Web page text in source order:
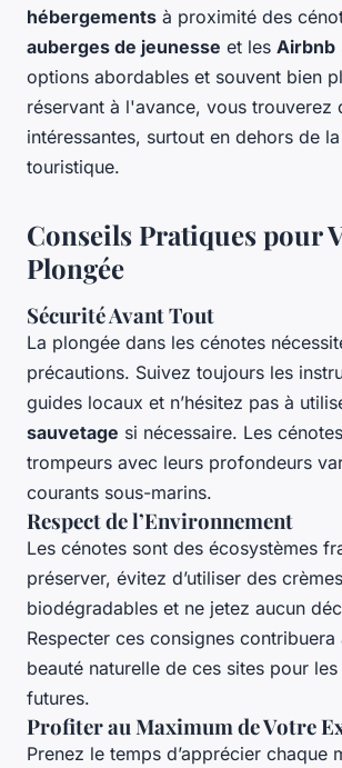
hébergements à proximité des
auberges de jeunesse et les Airbnb
options abordables et souvent bien
réservant à l'avance, vous trouverez
intéressantes, surtout en dehors de
touristique.
Conseils Pratiques pour
Plongée
Sécurité Avant Tout
La plongée dans les cénotes
précautions. Suivez toujours les
guides locaux et n’hésitez pas à
sauvetage si nécessaire. Les
trompeurs avec leurs profondeurs
courants sous-marins.
Respect de l’Environnement
Les cénotes sont des écosystèmes
préserver, évitez d’utiliser des
biodégradables et ne jetez aucun
Respecter ces consignes contribuera
beauté naturelle de ces sites pour
futures.
Profiter au Maximum de Votre
Prenez le temps d’apprécier chaque